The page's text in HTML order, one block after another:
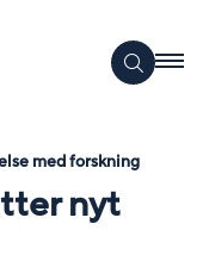
med forskning
nyt